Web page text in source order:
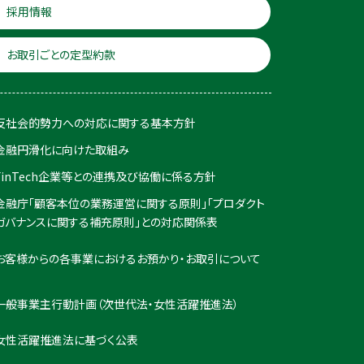
採用情報
お取引ごとの定型約款
社会的勢力への対応に関する基本方針
融円滑化に向けた取組み
企業等との連携及び協働に係る方針
融庁「顧客本位の業務運営に関する原則」「プロダクト
バナンスに関する補充原則」との対応関係表
客様からの各事業におけるお預かり・お取引について
般事業主行動計画（次世代法・女性活躍推進法）
性活躍推進法に基づく公表